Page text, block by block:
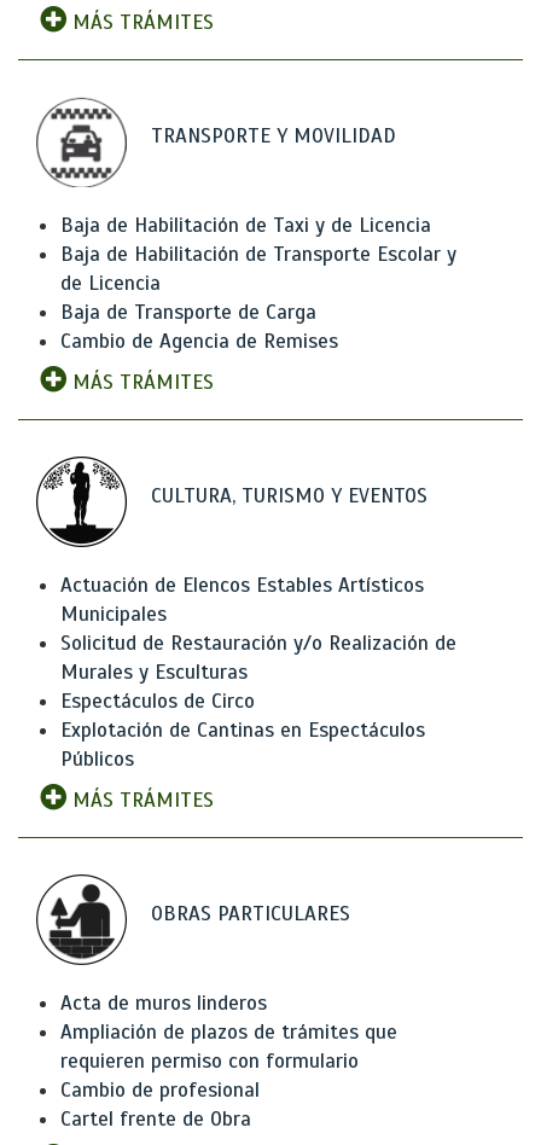
MÁS TRÁMITES
TRANSPORTE Y MOVILIDAD
Baja de Habilitación de Taxi y de Licencia
Baja de Habilitación de Transporte Escolar y
de Licencia
Baja de Transporte de Carga
Cambio de Agencia de Remises
MÁS TRÁMITES
CULTURA, TURISMO Y EVENTOS
Actuación de Elencos Estables Artísticos
Municipales
Solicitud de Restauración y/o Realización de
Murales y Esculturas
Espectáculos de Circo
Explotación de Cantinas en Espectáculos
Públicos
MÁS TRÁMITES
OBRAS PARTICULARES
Acta de muros linderos
Ampliación de plazos de trámites que
requieren permiso con formulario
Cambio de profesional
Cartel frente de Obra